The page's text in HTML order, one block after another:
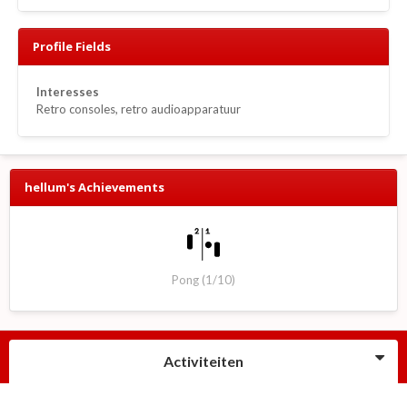
Profile Fields
Interesses
Retro consoles, retro audioapparatuur
hellum's Achievements
Pong (1/10)
Activiteiten